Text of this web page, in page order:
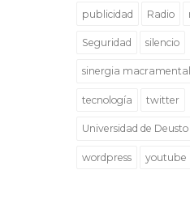
publicidad Radio
Seguridad silencio
sinergia macramental
tecnología twitter
Universidad de Deusto
wordpress youtube